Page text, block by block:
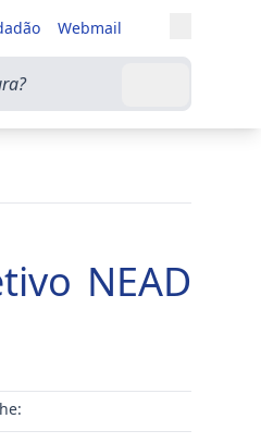
Webmail
Alternar
Buscar
NEAD